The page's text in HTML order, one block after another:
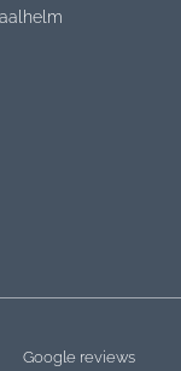
Google reviews